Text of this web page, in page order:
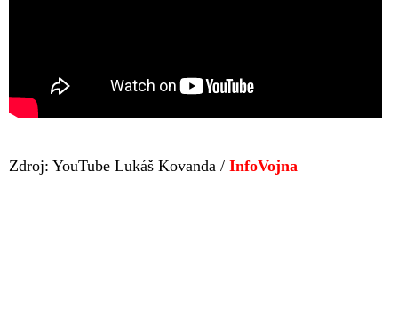
Zdroj: YouTube Lukáš Kovanda / InfoVojna